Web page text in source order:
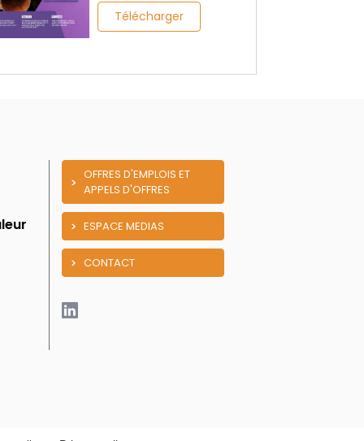
Télécharger
OFFRES D'EMPLOIS ET
APPELS D'OFFRES
ESPACE MEDIAS
CONTACT